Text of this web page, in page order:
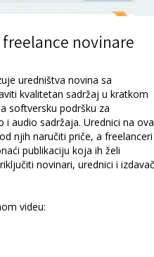
novinare
uredništva novina sa
kvalitetan sadržaj u kratkom
softversku podršku za
audio sadržaja. Urednici na
njih naručiti priče, a freelanceri
publikaciju koja ih želi
novinari, urednici i
videu: